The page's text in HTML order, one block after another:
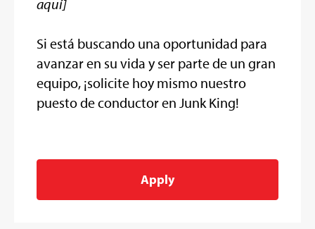
aquí]
Si está buscando una oportunidad para
avanzar en su vida y ser parte de un gran
equipo, ¡solicite hoy mismo nuestro
puesto de conductor en Junk King!
Apply